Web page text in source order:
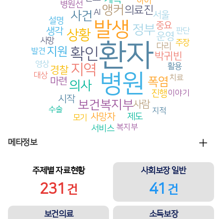
메타정보
주제별 자료현황
231 건
사회보장 일반
41 건
보건의료 소득보장